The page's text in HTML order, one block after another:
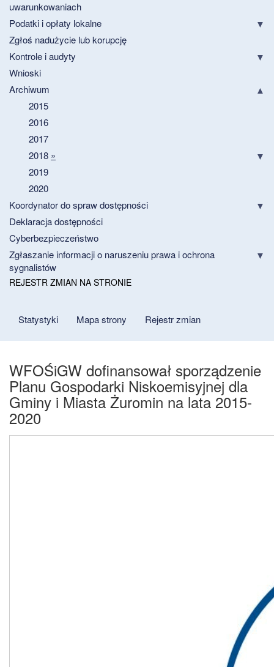
uwarunkowaniach
Podatki i opłaty lokalne
Zgłoś nadużycie lub korupcję
Kontrole i audyty
Wnioski
Archiwum
2015
2016
2017
2018 »
2019
2020
Koordynator do spraw dostępności
Deklaracja dostępności
Cyberbezpieczeństwo
Zgłaszanie informacji o naruszeniu prawa i ochrona
sygnalistów
REJESTR ZMIAN NA STRONIE
Statystyki Mapa strony Rejestr zmian
WFOŚiGW dofinansował sporządzenie
Planu Gospodarki Niskoemisyjnej dla
Gminy i Miasta Żuromin na lata 2015-
2020